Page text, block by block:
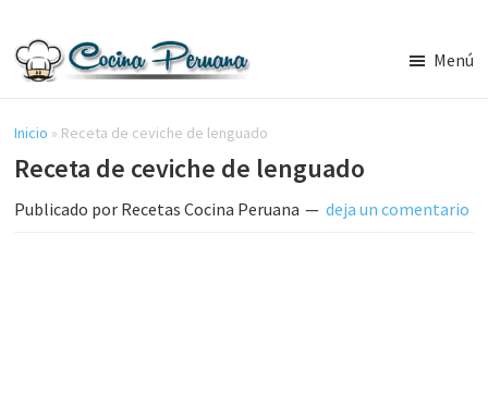
contenido
lateral
principal
Cocina
Peruana,
Recetas
de
Comida
Menú
Inicio » Receta de ceviche de lenguado
Receta de ceviche de lenguado
Publicado por Recetas Cocina Peruana deja un comentario